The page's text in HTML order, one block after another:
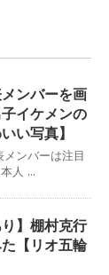
ンバーを画
イケメンの
い写真】
ンバーは注目
人 ...
り】棚村克行
【リオ五輪